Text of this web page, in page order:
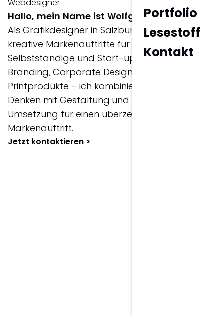
Portfolio
Lesestoff
Kontakt
Hallo, mein Name ist Wolfgang Mair.
Als Grafikdesigner in Salzburg realisiere ich
kreative Markenauftritte für Unternehmen,
Selbstständige und Start-ups. Ob Logo,
Branding, Corporate Design oder hochwertige
Printprodukte – ich kombiniere konzeptionelles
Denken mit Gestaltung und technischer
Umsetzung für einen überzeugenden
Markenauftritt.
Jetzt kontaktieren >